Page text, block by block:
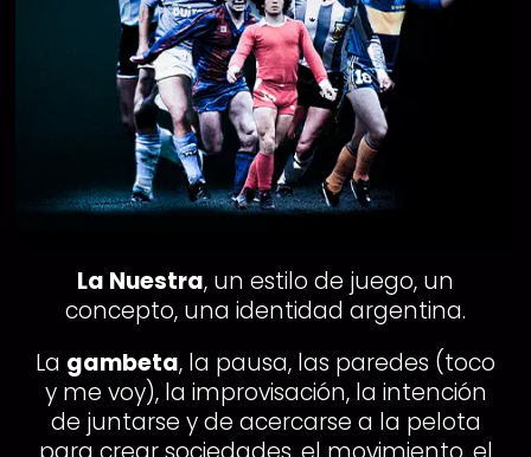
La Nuestra, un estilo de juego, un
concepto, una identidad argentina.
La gambeta, la pausa, las paredes (toco
y me voy), la improvisación, la intención
de juntarse y de acercarse a la pelota